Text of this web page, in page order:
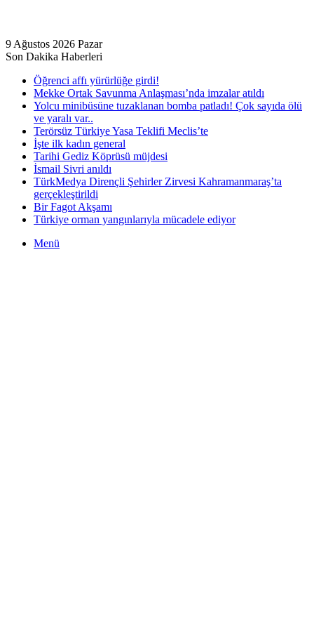
9 Ağustos 2026 Pazar
Son Dakika Haberleri
Öğrenci affı yürürlüğe girdi!
Mekke Ortak Savunma Anlaşması’nda imzalar atıldı
Yolcu minibüsüne tuzaklanan bomba patladı! Çok sayıda ölü
ve yaralı var..
Terörsüz Türkiye Yasa Teklifi Meclis’te
İşte ilk kadın general
Tarihi Gediz Köprüsü müjdesi
İsmail Sivri anıldı
TürkMedya Dirençli Şehirler Zirvesi Kahramanmaraş’ta
gerçekleştirildi
Bir Fagot Akşamı
Türkiye orman yangınlarıyla mücadele ediyor
Menü